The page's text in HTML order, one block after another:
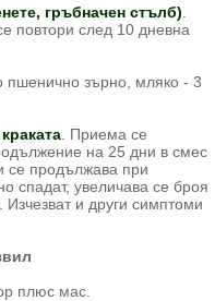
гръбначен стълб)
повтори след 10 дневна
зърно, мляко - 3
. Приема се
на 25 дни в смес
се продължава при
спадат, увеличава се броя
и други симптоми
плюс мас.